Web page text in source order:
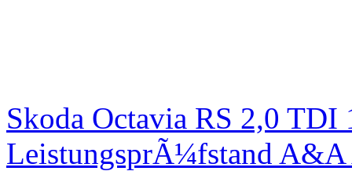
Skoda Octavia RS 2,0
LeistungsprÃ¼fstand